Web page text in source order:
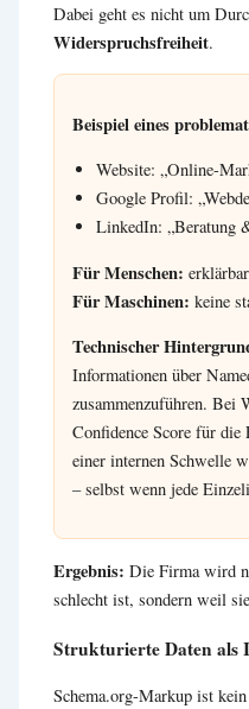
Dabei geht es nicht um
Widerspruchsfreiheit.
Beispiel eines
Website: „Online-
Google Profil:
LinkedIn: „Beratung
Für Menschen: erklärbar
Für Maschinen: keine
Technischer
Informationen über
zusammenzuführen. Bei
Confidence Score für
einer internen Schwelle
– selbst wenn jede
Ergebnis: Die Firma wird
schlecht ist, sondern weil
Strukturierte Daten als
Schema.org-Markup ist